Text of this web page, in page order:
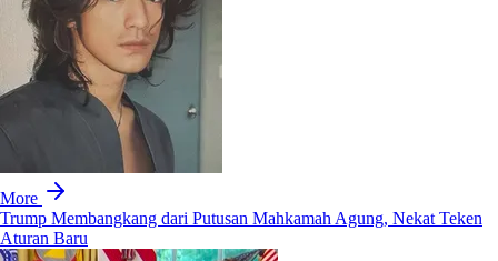
More
Trump Membangkang dari Putusan Mahkamah Agung, Nekat Teken
Aturan Baru